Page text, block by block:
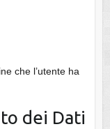
che l’utente ha
dei Dati